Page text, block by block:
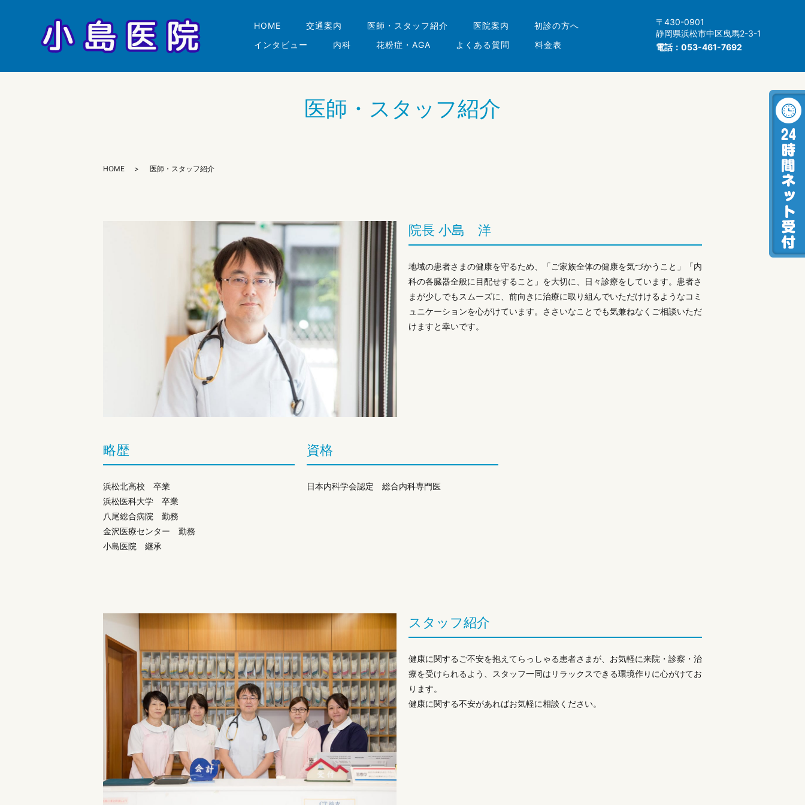
HOME 交通案内 医師・スタッフ紹介 医院案内
初診の方へ
インタビュー
内科 花粉症・AGA よくある質問 料金表
〒430-0901
静岡県浜松市中区曳馬2-3-1
電話： 053-461-7692
医師・スタッフ紹介
HOME 医師・スタッフ紹介
院長 小島 洋
地域の患者さまの健康を守るため、「ご家族全体の健康を気づかうこと」「内
科の各臓器全般に目配せすること」を大切に、日々診療をしています。患者さ
まが少しでもスムーズに、前向きに治療に取り組んでいただけけるようなコミ
ュニケーションを心がけています。ささいなことでも気兼ねなくご相談いただ
けますと幸いです。
略歴
浜松北高校 卒業
浜松医科大学 卒業
八尾総合病院 勤務
金沢医療センター 勤務
小島医院 継承
資格
日本内科学会認定 総合内科専門医
スタッフ紹介
健康に関するご不安を抱えてらっしゃる患者さまが、お気軽に来院・診察・治
療を受けられるよう、スタッフ一同はリラックスできる環境作りに心がけてお
ります。
健康に関する不安があればお気軽に相談ください。